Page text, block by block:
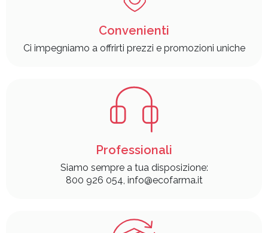
Convenienti
Ci impegniamo a offrirti prezzi e promozioni uniche
Professionali
Siamo sempre a tua disposizione:
800 926 054, info@ecofarma.it